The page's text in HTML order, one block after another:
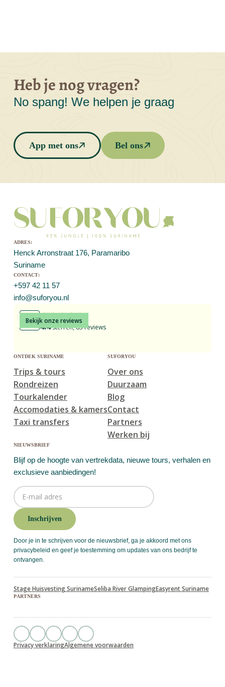
Heb je nog vragen?
No spang! We helpen je graag
App met ons Bel ons
adres:
Henck Arronstraat 176, Paramaribo
Suriname
contact:
+597 42 11 57
info@suforyou.nl
4.4sterren, 83 reviews
Bekijk onze reviews
ontdek suriname
Trips & tours
Rondreizen
Tourkalender
Accomodaties & kamers
Taxi transfers
suforyou
Over ons
Duurzaam
Blog
Contact
Partners
Werken bij
nieuwsbrief
Blijf op de hoogte van vertrekdata, nieuwe tours, verhalen en
exclusieve aanbiedingen!
Door je in te schrijven voor de nieuwsbrief, ga je akkoord met ons
privacybeleid en geef je toestemming om updates van ons bedrijf te
ontvangen.
Partners
Stage Huisvesting SurinameSeliba River GlampingEasyrent Suriname
Privacy verklaringAlgemene voorwaarden